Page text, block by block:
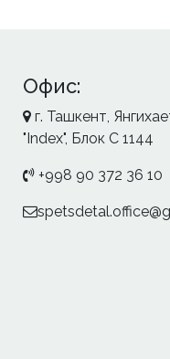
Офис:
г. Ташкент,
"Index", Блок С 1144
+998 90 372 36 10